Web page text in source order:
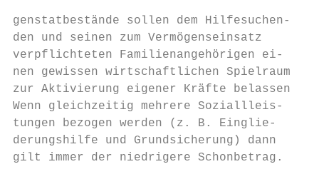
genstatbestände sollen dem Hilfesuchen-
den und seinen zum Vermögenseinsatz
verpflichteten Familienangehörigen ei-
nen gewissen wirtschaftlichen
zur Aktivierung eigener Kräfte belassen.
Wenn gleichzeitig mehrere Soziallleis-
tungen bezogen werden (z. B. Einglie-
derungshilfe und Grundsicherung) dann
gilt immer der niedrigere Schonbetrag.